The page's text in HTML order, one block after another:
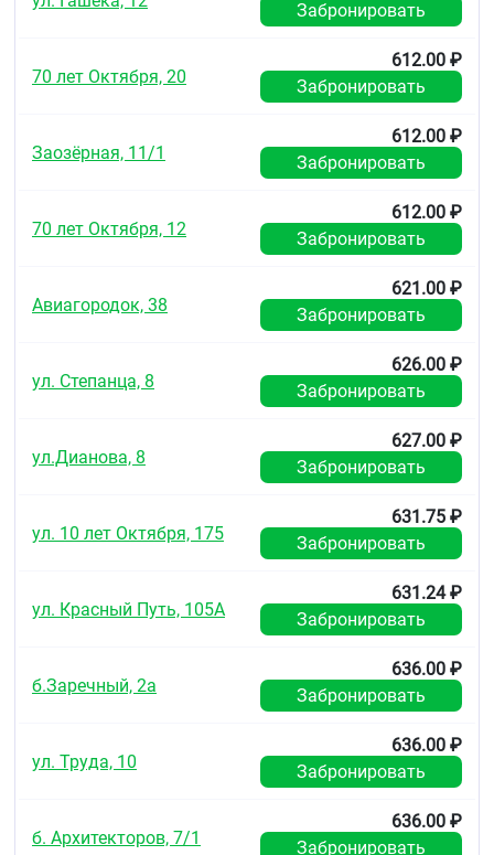
Забронировать
70 лет Октября, 20
612.00 ₽
Забронировать
Заозёрная, 11/1
612.00 ₽
Забронировать
70 лет Октября, 12
612.00 ₽
Забронировать
Авиагородок, 38
621.00 ₽
Забронировать
ул. Степанца, 8
626.00 ₽
Забронировать
ул.Дианова, 8
627.00 ₽
Забронировать
ул. 10 лет Октября, 175
631.75 ₽
Забронировать
ул. Красный Путь, 105А
631.24 ₽
Забронировать
б.Заречный, 2а
636.00 ₽
Забронировать
ул. Труда, 10
636.00 ₽
Забронировать
б. Архитекторов, 7/1
636.00 ₽
Забронировать